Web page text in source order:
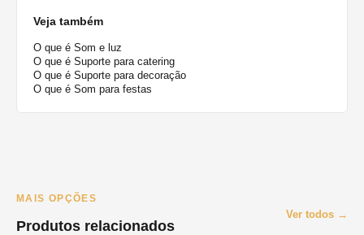
Veja também
O que é Som e luz
O que é Suporte para catering
O que é Suporte para decoração
O que é Som para festas
MAIS OPÇÕES
Produtos relacionados
Ver todos →